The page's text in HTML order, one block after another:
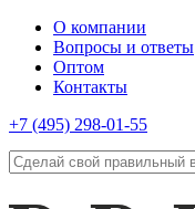
О компании
Вопросы и ответы
Оптом
Контакты
+7 (495) 298-01-55